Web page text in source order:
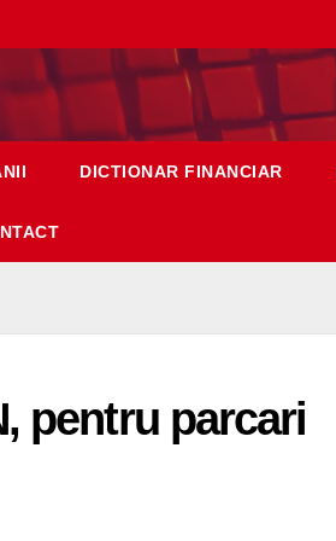
DICTIONAR FINANCIAR
pentru parcari